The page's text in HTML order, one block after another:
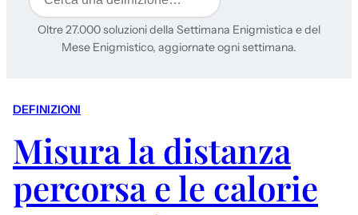
Oltre 27.000 soluzioni della Settimana Enigmistica e del
Mese Enigmistico, aggiornate ogni settimana.
DEFINIZIONI
Misura la distanza
percorsa e le calorie